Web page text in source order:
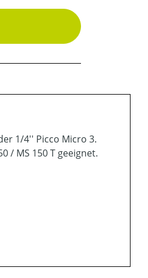
1/4'' Picco Micro 3.
/ MS 150 T geeignet.